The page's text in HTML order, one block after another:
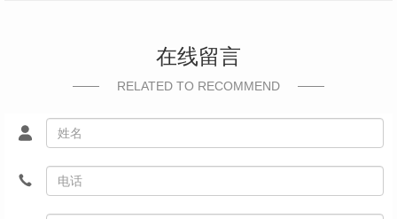
在线留言
RELATED TO RECOMMEND